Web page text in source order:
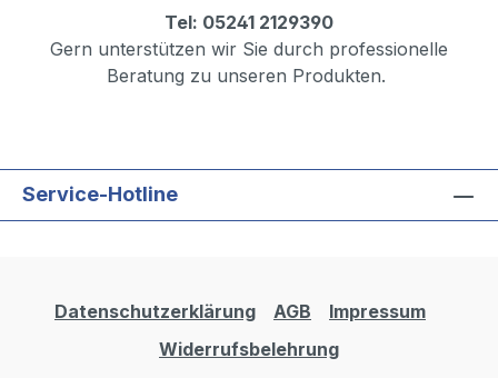
Tel: 05241 2129390
Gern unterstützen wir Sie durch professionelle
Beratung zu unseren Produkten.
Service-Hotline
Datenschutzerklärung AGB
Impressum
Widerrufsbelehrung